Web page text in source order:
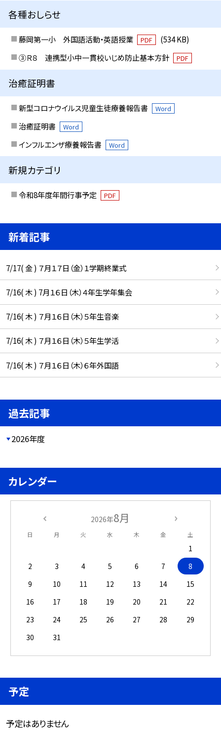
各種おしらせ
藤岡第一小 外国語活動・英語授業 PDF
(534 KB)
③Ｒ８ 連携型小中一貫校いじめ防止基本方針
PDF
治癒証明書
新型コロナウイルス児童生徒療養報告書 Word
治癒証明書 Word
インフルエンザ療養報告書 Word
新規カテゴリ
令和8年度年間行事予定 PDF
新着記事
7/17( 金 ) ７月１７日（金）１学期終業式
7/16( 木 ) 7月１６日（木）４年生学年集会
7/16( 木 ) ７月１６日（木）５年生音楽
7/16( 木 ) ７月１６日（木）５年生学活
7/16( 木 ) ７月１６日（木）６年外国語
過去記事
2026年度
カレンダー
2026年8月
日 月 火 水 木 金 土
1
2
3 4 5 6 7
8
9
10 11 12 13 14
15
16
17 18 19 20 21
22
23
24 25 26 27 28
29
30
31
予定
予定はありません